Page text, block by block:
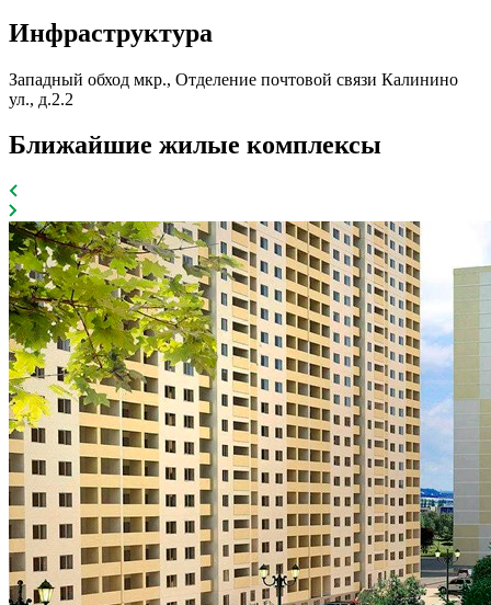
Инфраструктура
Западный обход мкр., Отделение почтовой связи Калинино
ул., д.2.2
Ближайшие жилые комплексы